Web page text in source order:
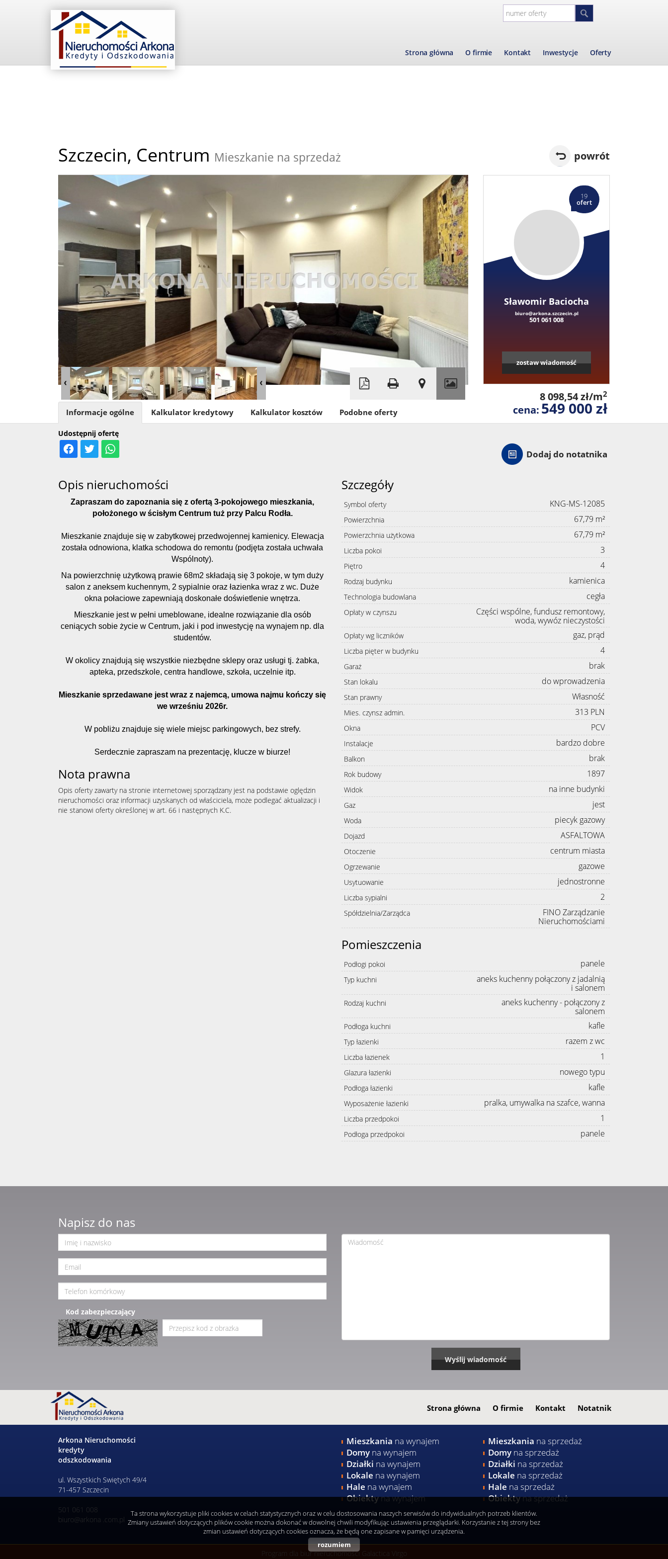
Strona główna O firmie Kontakt Inwestycje Oferty
Szczecin, Centrum Mieszkanie na sprzedaż powrót
−
©OpenStreetMap contributors
19
ofert
Sławomir Baciocha
biuro@arkona.szczecin.pl
501 061 008
zostaw wiadomość
8 098,54 zł/m2
cena: 549 000 zł
Dodaj do notatnika
Udostępnij ofertę
Informacje ogólne Kalkulator kredytowy Kalkulator kosztów Podobne oferty
Opis nieruchomości
Zapraszam do zapoznania się z ofertą 3-pokojowego mieszkania,
położonego w ścisłym Centrum tuż przy Palcu Rodła.
Mieszkanie znajduje się w zabytkowej przedwojennej kamienicy. Elewacja
została odnowiona, klatka schodowa do remontu (podjęta została uchwała
Wspólnoty).
Na powierzchnię użytkową prawie 68m2 składają się 3 pokoje, w tym duży
salon z aneksem kuchennym, 2 sypialnie oraz łazienka wraz z wc. Duże
okna połaciowe zapewniają doskonałe doświetlenie wnętrza.
Mieszkanie jest w pełni umeblowane, idealne rozwiązanie dla osób
ceniących sobie życie w Centrum, jaki i pod inwestycję na wynajem np. dla
studentów.
W okolicy znajdują się wszystkie niezbędne sklepy oraz usługi tj. żabka,
apteka, przedszkole, centra handlowe, szkoła, uczelnie itp.
Mieszkanie sprzedawane jest wraz z najemcą, umowa najmu kończy się
we wrześniu 2026r.
W pobliżu znajduje się wiele miejsc parkingowych, bez strefy.
Serdecznie zapraszam na prezentację, klucze w biurze!
Nota prawna
Opis oferty zawarty na stronie internetowej sporządzany jest na podstawie oględzin
nieruchomości oraz informacji uzyskanych od właściciela, może podlegać aktualizacji i
nie stanowi oferty określonej w art. 66 i następnych K.C.
Szczegóły
Symbol oferty KNG-MS-12085
Powierzchnia 67,79 m²
Powierzchnia użytkowa 67,79 m²
Liczba pokoi 3
Piętro 4
Rodzaj budynku kamienica
Technologia budowlana cegła
Opłaty w czynszu
Części wspólne, fundusz remontowy,
woda, wywóz nieczystości
Opłaty wg liczników gaz, prąd
Liczba pięter w budynku 4
Garaż brak
Stan lokalu do wprowadzenia
Stan prawny Własność
Mies. czynsz admin. 313 PLN
Okna PCV
Instalacje bardzo dobre
Balkon brak
Rok budowy 1897
Widok na inne budynki
Gaz jest
Woda piecyk gazowy
Dojazd ASFALTOWA
Otoczenie centrum miasta
Ogrzewanie gazowe
Usytuowanie jednostronne
Liczba sypialni 2
Spółdzielnia/Zarządca
FINO Zarządzanie
Nieruchomościami
Pomieszczenia
Podłogi pokoi panele
Typ kuchni
aneks kuchenny połączony z jadalnią
i salonem
Rodzaj kuchni
aneks kuchenny - połączony z
salonem
Podłoga kuchni kafle
Typ łazienki razem z wc
Liczba łazienek 1
Glazura łazienki nowego typu
Podłoga łazienki kafle
Wyposażenie łazienki pralka, umywalka na szafce, wanna
Liczba przedpokoi 1
Podłoga przedpokoi panele
Napisz do nas
Kod zabezpieczający
Strona główna O firmie Kontakt Notatnik
Arkona Nieruchomości
kredyty
odszkodowania
ul. Wszystkich Swiętych 49/4
71-457 Szczecin
501 061 008
biuro@arkona .com.pl
Mieszkania na wynajem
Domy na wynajem
Działki na wynajem
Lokale na wynajem
Hale na wynajem
Obiektyna wynajem
Mieszkania na sprzedaż
Domy na sprzedaż
Działki na sprzedaż
Lokale na sprzedaż
Hale na sprzedaż
Obiektyna sprzedaż
Program dla biur nieruchomości Galactica Virgo
Ta strona wykorzystuje pliki cookies w celach statystycznych oraz w celu dostosowania naszych serwisów do indywidualnych potrzeb klientów.
Zmiany ustawień dotyczących plików cookie można dokonać w dowolnej chwili modyfikując ustawienia przeglądarki. Korzystanie z tej strony bez
zmian ustawień dotyczących cookies oznacza, że będą one zapisane w pamięci urządzenia.
rozumiem